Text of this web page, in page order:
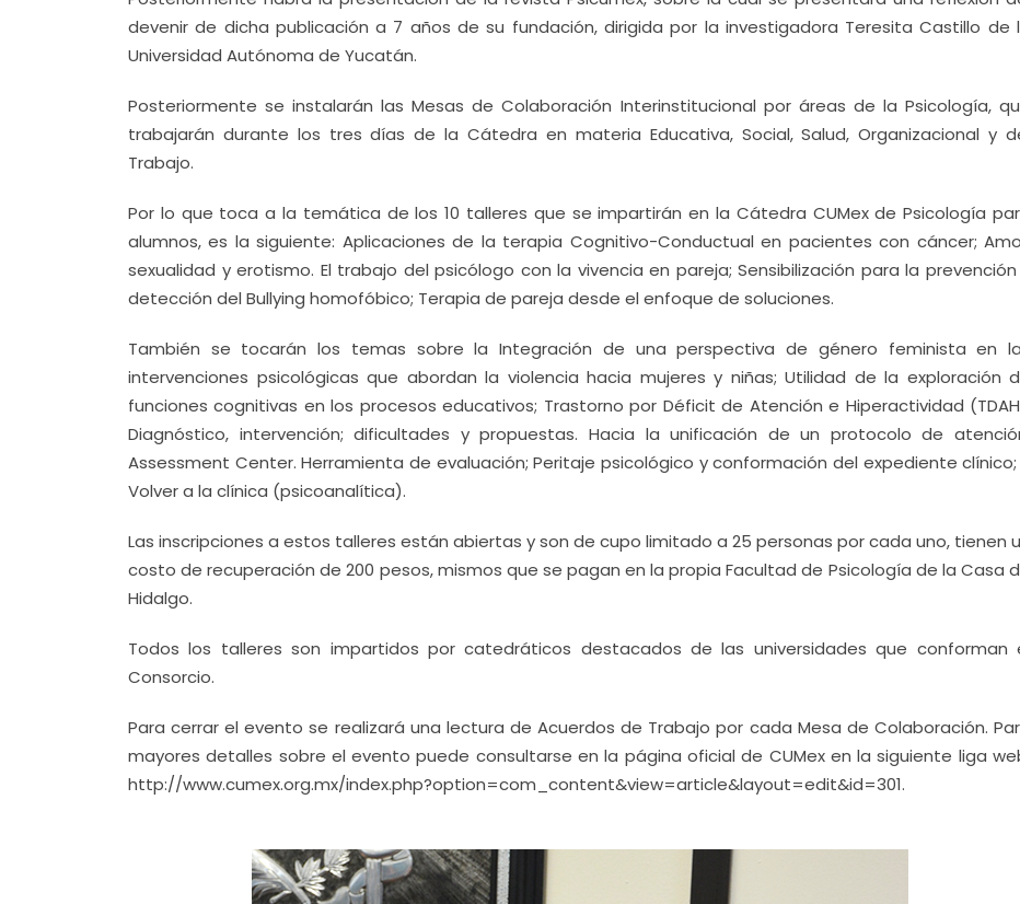
devenir de dicha publicación a 7 años de su fundación, dirigida por la investigadora Teresita Castillo de
Universidad Autónoma de Yucatán.
Posteriormente se instalarán las Mesas de Colaboración Interinstitucional por áreas de la Psicología,
trabajarán durante los tres días de la Cátedra en materia Educativa, Social, Salud, Organizacional y
Trabajo.
Por lo que toca a la temática de los 10 talleres que se impartirán en la Cátedra CUMex de Psicología
alumnos, es la siguiente: Aplicaciones de la terapia Cognitivo-Conductual en pacientes con cáncer;
sexualidad y erotismo. El trabajo del psicólogo con la vivencia en pareja; Sensibilización para la
detección del Bullying homofóbico; Terapia de pareja desde el enfoque de soluciones.
También se tocarán los temas sobre la Integración de una perspectiva de género feminista en
intervenciones psicológicas que abordan la violencia hacia mujeres y niñas; Utilidad de la exploración
funciones cognitivas en los procesos educativos; Trastorno por Déficit de Atención e Hiperactividad
Diagnóstico, intervención; dificultades y propuestas. Hacia la unificación de un protocolo de
Assessment Center. Herramienta de evaluación; Peritaje psicológico y conformación del expediente
Volver a la clínica (psicoanalítica).
Las inscripciones a estos talleres están abiertas y son de cupo limitado a 25 personas por cada uno, tienen
costo de recuperación de 200 pesos, mismos que se pagan en la propia Facultad de Psicología de la Casa
Hidalgo.
Todos los talleres son impartidos por catedráticos destacados de las universidades que conforman
Consorcio.
Para cerrar el evento se realizará una lectura de Acuerdos de Trabajo por cada Mesa de Colaboración.
mayores detalles sobre el evento puede consultarse en la página oficial de CUMex en la siguiente liga
http://www.cumex.org.mx/index.php?option=com_content&view=article&layout=edit&id=301.